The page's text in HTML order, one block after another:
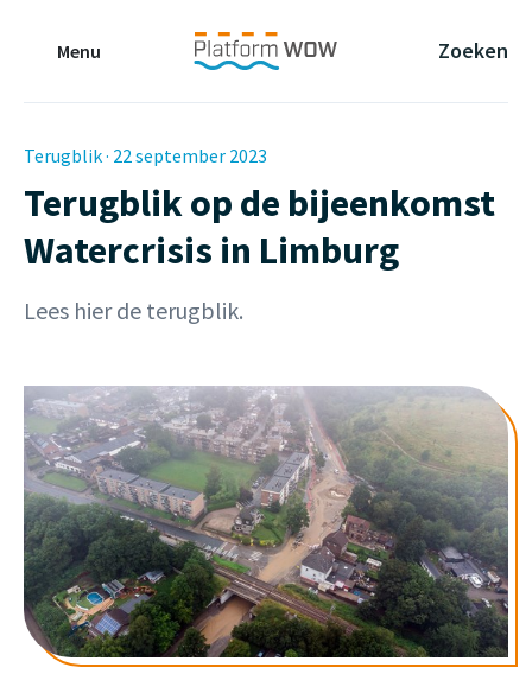
Menu
Zoeken
Terugblik · 22 september 2023
Terugblik op de bijeenkomst
Watercrisis in Limburg
Lees hier de terugblik.